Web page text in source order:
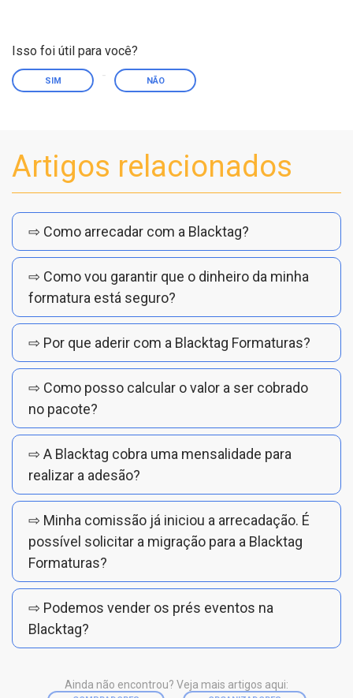
Isso foi útil para você?
SIM NÃO
Artigos relacionados
⇨ Como arrecadar com a Blacktag?
⇨ Como vou garantir que o dinheiro da minha
formatura está seguro?
⇨ Por que aderir com a Blacktag Formaturas?
⇨ Como posso calcular o valor a ser cobrado
no pacote?
⇨ A Blacktag cobra uma mensalidade para
realizar a adesão?
⇨ Minha comissão já iniciou a arrecadação. É
possível solicitar a migração para a Blacktag
Formaturas?
⇨ Podemos vender os prés eventos na
Blacktag?
Ainda não encontrou? Veja mais artigos aqui: